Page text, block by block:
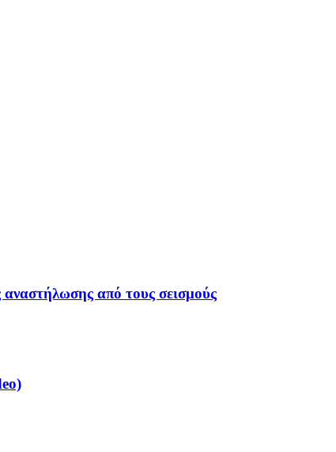
από τους σεισμούς